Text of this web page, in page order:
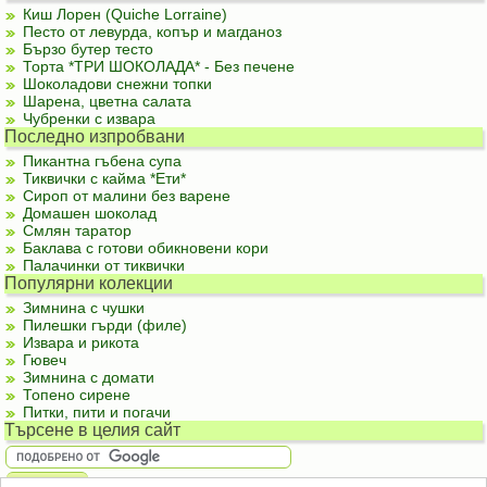
Киш Лорен (Quiche Lorraine)
Песто от левурда, копър и магданоз
Бързо бутер тесто
Торта *ТРИ ШОКОЛАДА* - Без печене
Шоколадови снежни топки
Шарена, цветна салата
Чубренки с извара
Последно изпробвани
Пикантна гъбена супа
Тиквички с кайма *Ети*
Сироп от малини без варене
Домашен шоколад
Смлян таратор
Баклава с готови обикновени кори
Палачинки от тиквички
Популярни колекции
Зимнина с чушки
Пилешки гърди (филе)
Извара и рикота
Гювеч
Зимнина с домати
Топено сирене
Питки, пити и погачи
Търсене в целия сайт